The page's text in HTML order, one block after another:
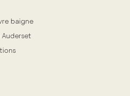
baigne
Auderset